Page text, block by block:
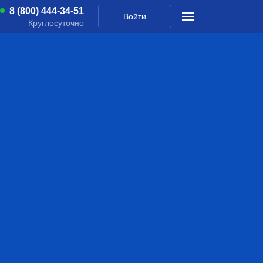
8 (800) 444-34-51
Круглосуточно
Войти